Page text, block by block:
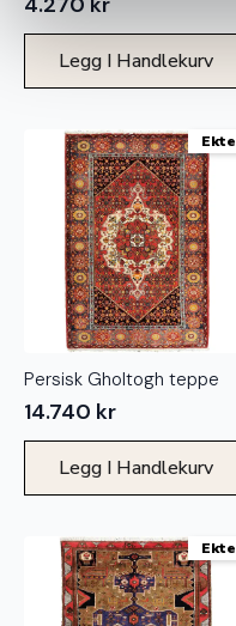
Legg I Handlekurv
Ekte
Persisk Gholtogh teppe
14.740 kr
Legg I Handlekurv
Ekte